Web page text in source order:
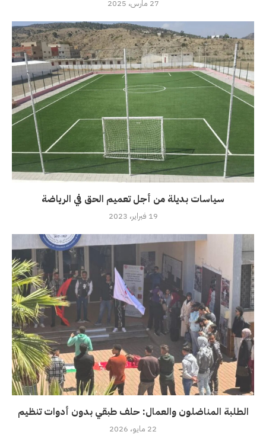
27 مارس، 2025
سياسات بديلة من أجل تعميم الحق في الرياضة
19 فبراير، 2023
الطلبة المناضلون والعمال: حلف طبقي بدون أدوات تنظيم
22 مايو، 2026